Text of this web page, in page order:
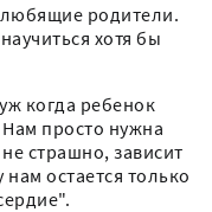
родители.
хотя бы
когда ребенок
просто нужна
страшно, зависит
остается только